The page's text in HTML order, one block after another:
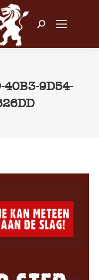
Zoeken:
40B3-9D54-